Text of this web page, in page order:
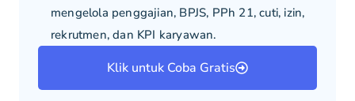
mengelola penggajian, BPJS, PPh 21, cuti, izin,
rekrutmen, dan KPI karyawan.
Klik untuk Coba Gratis